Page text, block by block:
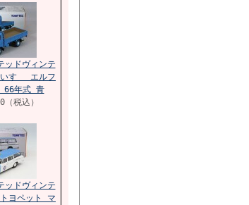
ッドヴィンテ
すゞ エルフ
66年式 青
税込）
ッドヴィンテ
ヨペット マ